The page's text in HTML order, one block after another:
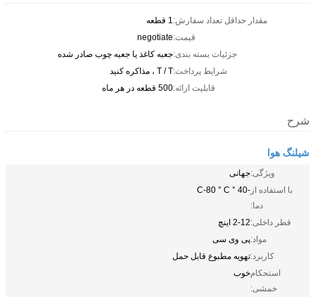
مقدار حداقل تعداد سفارش:1 قطعه
قیمت:negotiate
جزئیات بسته بندی:جعبه کاغذ یا جعبه چوب صادر شده
شرایط پرداخت:T / T ، مذاکره کنید
قابلیت ارائه:500 قطعه در هر ماه
شرح
شیلنگ هوا
ویژگی:جهانی
با استفاده از
دما:
-40 ° C-80 ° C
قطر داخلی:2-12 اینچ
مواد:پی وی سی
کاربرد:تهویه مطبوع قابل حمل
استحکام
خمشی:
خوب